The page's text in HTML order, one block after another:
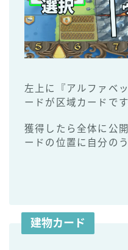
左上に『アルファベ
ードが区域カードです
獲得したら全体に公
ードの位置に自分の
建物カード